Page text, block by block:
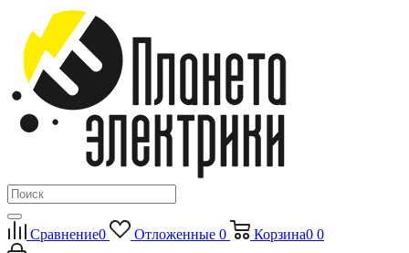
Сравнение0 Отложенные 0 Корзина0 0